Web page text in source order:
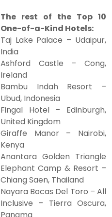
The rest of the Top 10
One-of-a-Kind Hotels:
Taj Lake Palace – Udaipur,
India
Ashford Castle – Cong,
Ireland
Bambu Indah Resort –
Ubud, Indonesia
Fingal Hotel – Edinburgh,
United Kingdom
Giraffe Manor – Nairobi,
Kenya
Anantara Golden Triangle
Elephant Camp & Resort –
Chiang Saen, Thailand
Nayara Bocas Del Toro – All
Inclusive – Tierra Oscura,